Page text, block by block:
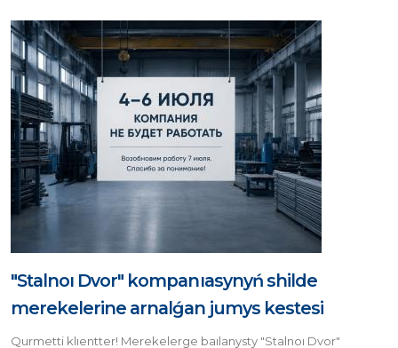
"Stalnoı Dvor" kompanıasynyń shilde
merekelerine arnalǵan jumys kestesi
Qurmetti klıentter! Merekelerge baılanysty "Stalnoı Dvor"